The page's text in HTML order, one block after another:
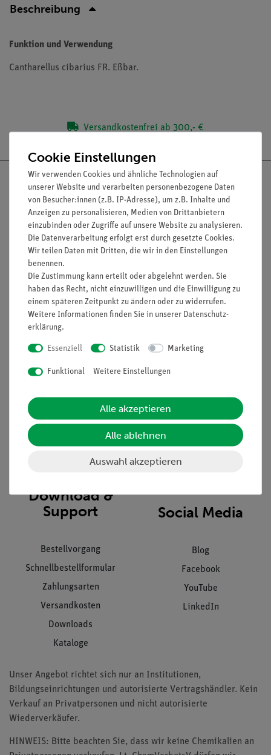
Beschreibung
Funktion und Verwendung
Cantharellus cibarius FR. Eßbar.
Versandkostenfrei ab 300,- €
Nach oben
Informationen
Unternehmen
Projekte und Lösungen
Presse
Stellenangebote
Hinweisgeberschutz
Datenschutz
Impressum
Service
Übersicht Service
Inventarisierungs- &
Download &
Support
Bestellvorgang
Schnellbestellformular
Zahlungsarten
Versandkosten
Downloads
Kataloge
Social Media
Blog
Facebook
YouTube
LinkedIn
Unser Angebot richtet sich nur an Institutionen,
Bildungseinrichtungen und autorisierte Vertragshändler. Kein
Verkauf an Privatpersonen und nicht autorisierte
Wiederverkäufer.
HINWEIS: Bitte beachten Sie, dass wir keine Chemikalien an
Cookie Einstellungen
Wir verwenden Cookies und ähnliche Technologien auf
unserer Website und verarbeiten personenbezogene Daten
von Besucher:innen (z.B. IP-Adresse), um z.B. Inhalte und
Anzeigen zu personalisieren, Medien von Drittanbietern
einzubinden oder Zugriffe auf unsere Website zu analysieren.
Die Datenverarbeitung erfolgt erst durch gesetzte Cookies.
Wir teilen Daten mit Dritten, die wir in den Einstellungen
benennen.
Die Zustimmung kann erteilt oder abgelehnt werden. Sie
haben das Recht, nicht einzuwilligen und die Einwilligung zu
einem späteren Zeitpunkt zu ändern oder zu widerrufen.
Weitere Informationen finden Sie in unserer Daten­schutz­
erklärung.
Essenziell Statistik Marketing
Funktional Weitere Einstellungen
Alle akzeptieren
Alle ablehnen
Auswahl akzeptieren